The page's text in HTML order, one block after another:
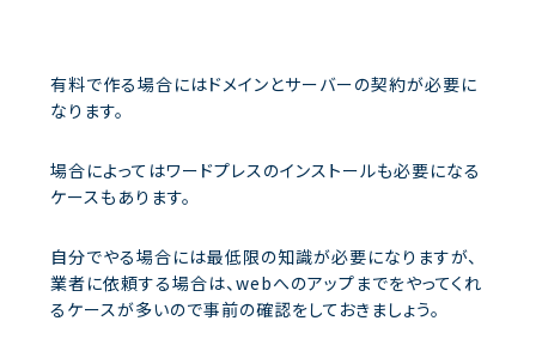
有料で作る場合にはドメインとサーバーの契約が必要に
なります。
場合によってはワードプレスのインストールも必要になる
ケースもあります。
自分でやる場合には最低限の知識が必要になりますが、
業者に依頼する場合は、webへのアップまでをやってくれ
るケースが多いので事前の確認をしておきましょう。